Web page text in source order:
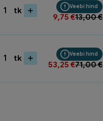
tk
13,00€
9,75 €
Veebi hind
tk
71,00€
53,25 €
Veebi hind